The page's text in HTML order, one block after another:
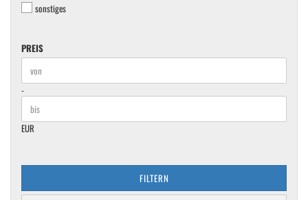
sonstiges
PREIS
PREIS
Preis bis
-
EUR
FILTERN